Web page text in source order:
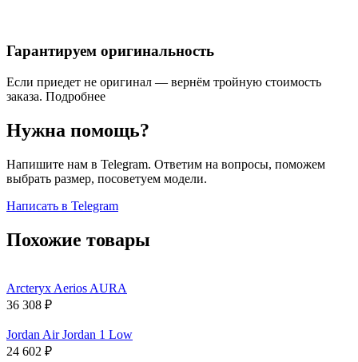
Гарантируем оригинальность
Если приедет не оригинал — вернём тройную стоимость
заказа. Подробнее
Нужна помощь?
Напишите нам в Telegram. Ответим на вопросы, поможем
выбрать размер, посоветуем модели.
Написать в Telegram
Похожие товары
Arcteryx Aerios AURA
36 308 ₽
Jordan Air Jordan 1 Low
24 602 ₽